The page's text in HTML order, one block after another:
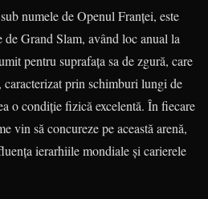
numele de Openul Franței, este
Grand Slam, având loc anual la
pentru suprafața sa de zgură, care
prin schimburi lungi de
o condiție fizică excelentă. În fiecare
vin să concureze pe această arenă,
ierarhiile mondiale și carierele